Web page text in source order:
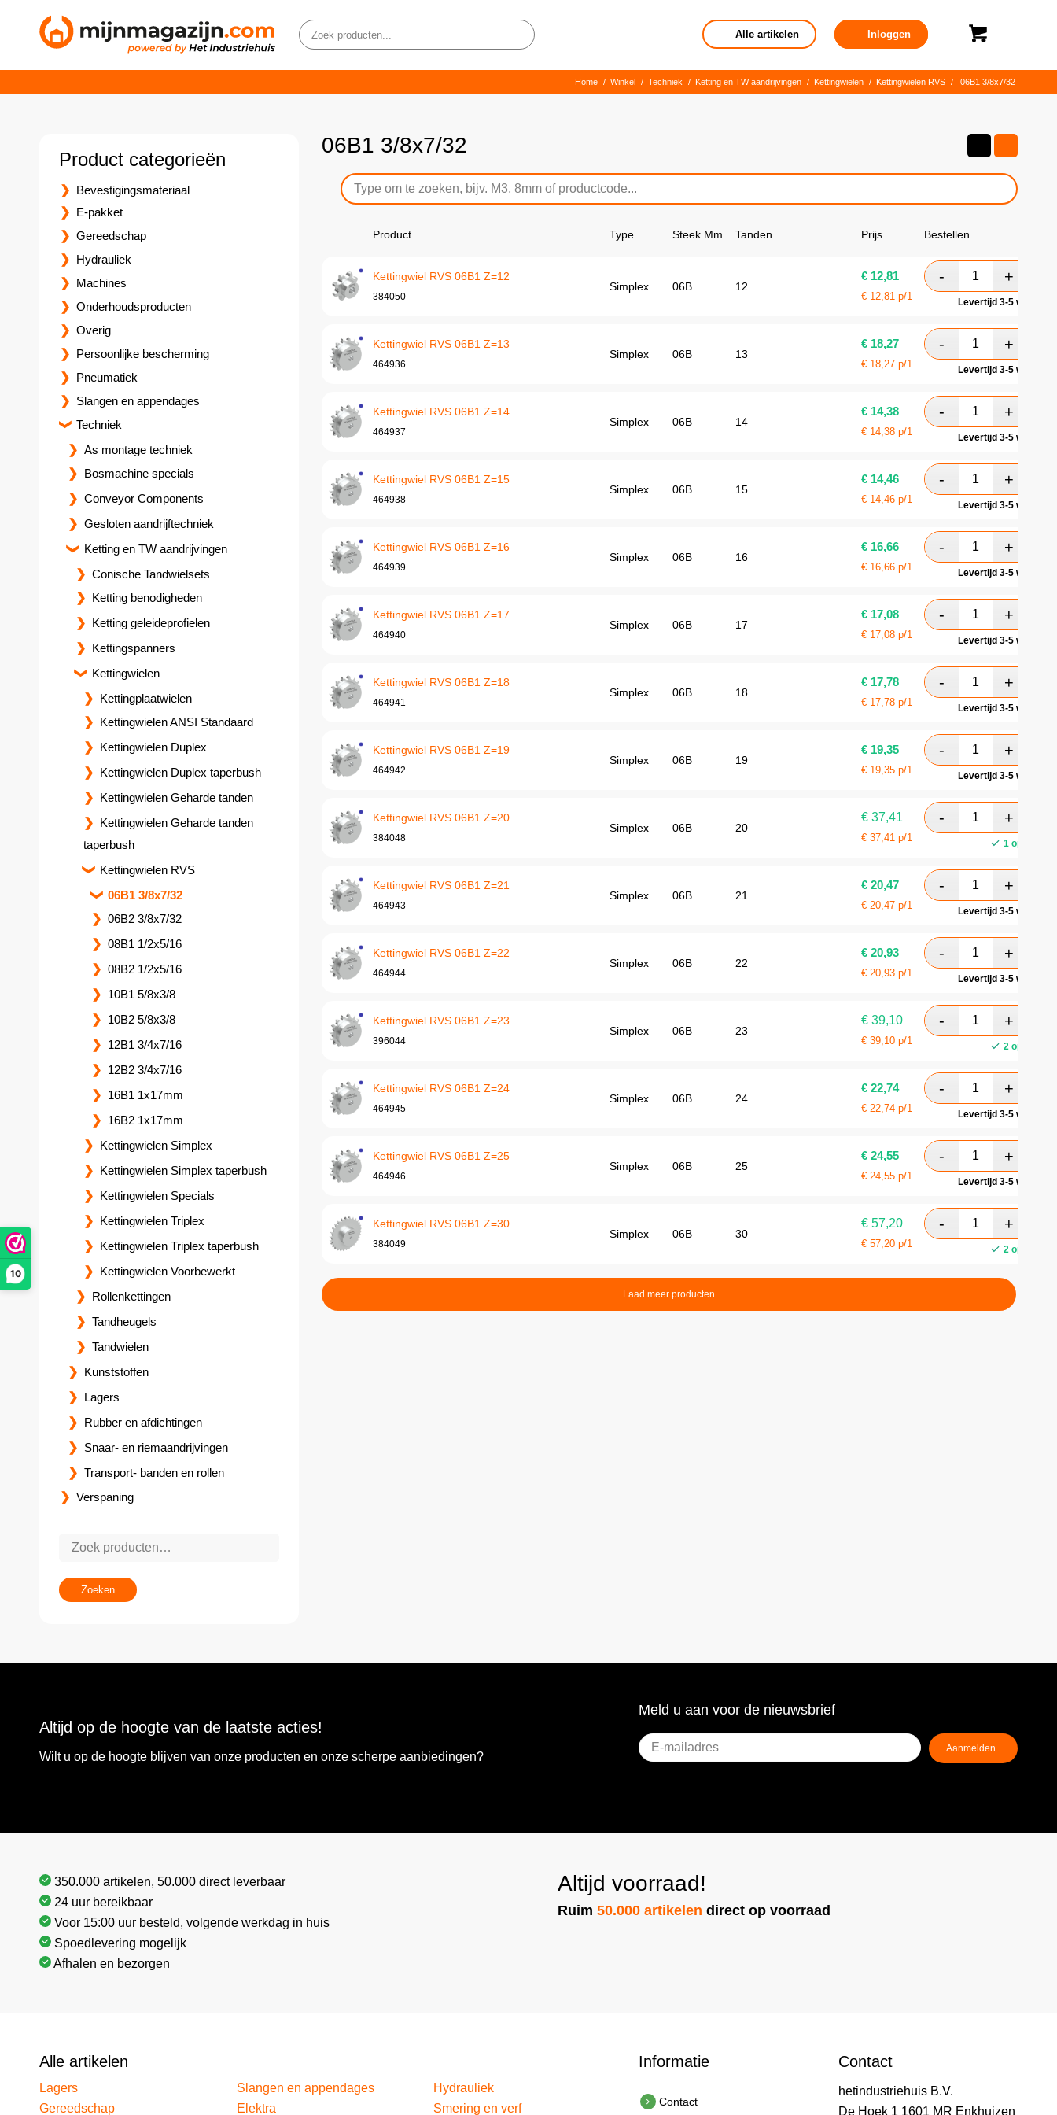
10
Alle artikelen Inloggen
Home / Winkel / Techniek / Ketting en TW aandrijvingen / Kettingwielen / Kettingwielen RVS / 06B1 3/8x7/32
06B1 3/8x7/32
Product Type Steek Mm Tanden Prijs Bestellen
Kettingwiel RVS 06B1 Z=12
384050
Simplex 06B 12
€ 12,81
€ 12,81 p/1 Levertijd 3-5
Kettingwiel RVS 06B1 Z=13
464936
Simplex 06B 13
€ 18,27
€ 18,27 p/1 Levertijd 3-5
Kettingwiel RVS 06B1 Z=14
464937
Simplex 06B 14
€ 14,38
€ 14,38 p/1 Levertijd 3-5
Kettingwiel RVS 06B1 Z=15
464938
Simplex 06B 15
€ 14,46
€ 14,46 p/1 Levertijd 3-5
Kettingwiel RVS 06B1 Z=16
464939
Simplex 06B 16
€ 16,66
€ 16,66 p/1 Levertijd 3-5
Kettingwiel RVS 06B1 Z=17
464940
Simplex 06B 17
€ 17,08
€ 17,08 p/1 Levertijd 3-5
Kettingwiel RVS 06B1 Z=18
464941
Simplex 06B 18
€ 17,78
€ 17,78 p/1 Levertijd 3-5
Kettingwiel RVS 06B1 Z=19
464942
Simplex 06B 19
€ 19,35
€ 19,35 p/1 Levertijd 3-5
Kettingwiel RVS 06B1 Z=20
384048
Simplex 06B 20
€ 37,41
€ 37,41 p/1 1 op
Kettingwiel RVS 06B1 Z=21
464943
Simplex 06B 21
€ 20,47
€ 20,47 p/1 Levertijd 3-5
Kettingwiel RVS 06B1 Z=22
464944
Simplex 06B 22
€ 20,93
€ 20,93 p/1 Levertijd 3-5
Kettingwiel RVS 06B1 Z=23
396044
Simplex 06B 23
€ 39,10
€ 39,10 p/1 2 op
Kettingwiel RVS 06B1 Z=24
464945
Simplex 06B 24
€ 22,74
€ 22,74 p/1 Levertijd 3-5
Kettingwiel RVS 06B1 Z=25
464946
Simplex 06B 25
€ 24,55
€ 24,55 p/1 Levertijd 3-5
Kettingwiel RVS 06B1 Z=30
384049
Simplex 06B 30
€ 57,20
€ 57,20 p/1 2 op
Laad meer producten
Product categorieën
Bevestigingsmateriaal
E-pakket
Gereedschap
Hydrauliek
Machines
Onderhoudsproducten
Overig
Persoonlijke bescherming
Pneumatiek
Slangen en appendages
Techniek
As montage techniek
Bosmachine specials
Conveyor Components
Gesloten aandrijftechniek
Ketting en TW aandrijvingen
Conische Tandwielsets
Ketting benodigheden
Ketting geleideprofielen
Kettingspanners
Kettingwielen
Kettingplaatwielen
Kettingwielen ANSI Standaard
Kettingwielen Duplex
Kettingwielen Duplex taperbush
Kettingwielen Geharde tanden
Kettingwielen Geharde tanden
taperbush
Kettingwielen RVS
06B1 3/8x7/32
06B2 3/8x7/32
08B1 1/2x5/16
08B2 1/2x5/16
10B1 5/8x3/8
10B2 5/8x3/8
12B1 3/4x7/16
12B2 3/4x7/16
16B1 1x17mm
16B2 1x17mm
Kettingwielen Simplex
Kettingwielen Simplex taperbush
Kettingwielen Specials
Kettingwielen Triplex
Kettingwielen Triplex taperbush
Kettingwielen Voorbewerkt
Rollenkettingen
Tandheugels
Tandwielen
Kunststoffen
Lagers
Rubber en afdichtingen
Snaar- en riemaandrijvingen
Transport- banden en rollen
Verspaning
Zoeken
Altijd op de hoogte van de laatste acties!
Wilt u op de hoogte blijven van onze producten en onze scherpe aanbiedingen?
Meld u aan voor de nieuwsbrief
E-
mailadres
350.000 artikelen, 50.000 direct leverbaar
24 uur bereikbaar
Voor 15:00 uur besteld, volgende werkdag in huis
Spoedlevering mogelijk
Afhalen en bezorgen
Altijd voorraad!
Ruim50.000 artikelen direct op voorraad
Alle artikelen
Lagers
Gereedschap
Slangen en appendages
Elektra
Hydrauliek
Smering en verf
Informatie
Contact
Contact
hetindustriehuis B.V.
De Hoek 1 1601 MR Enkhuizen